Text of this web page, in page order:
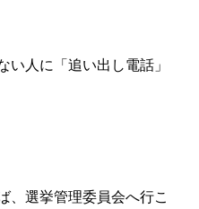
い人に「追い出し電話」
、選挙管理委員会へ行こ